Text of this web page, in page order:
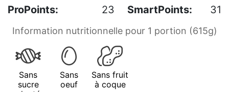
ProPoints:
23 SmartPoints: 31
Information nutritionnelle pour 1 portion (615g)
Sans
sucre
Sans
oeuf
Sans fruit
à coque